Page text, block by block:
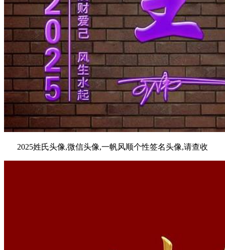
2025姓氏头像,微信头像,一帆风顺个性签名头像,请查收